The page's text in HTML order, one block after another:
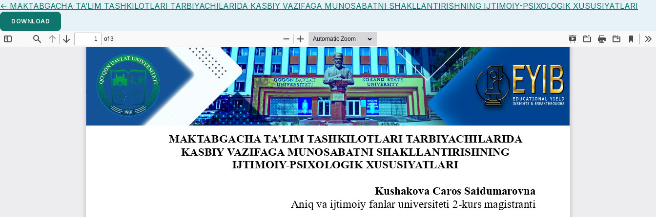
← Return to Article Details
MAKTABGACHA TA’LIM TASHKILOTLARI TARBIYACHILARIDA KASBIY VAZIFAGA MUNOSABATNI SHAKLLANTIRISHNING IJTIMOIY-PSIXOLOGIK XUSUSIYATLARI
DOWNLOAD